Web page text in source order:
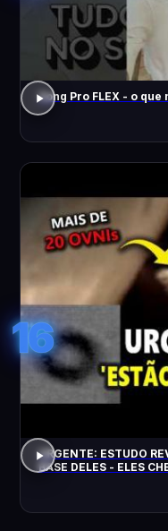
Song Pro
16
URGENTE: ESTUDO
BASE DELES - ELES